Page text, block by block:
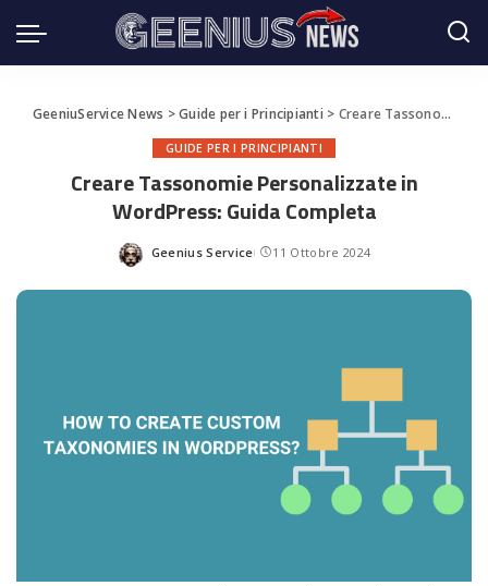
GeeniuService News >Guide per i Principianti > Creare Tassonomie Personalizzate in WordPress: Guida Completa
GUIDE PER I PRINCIPIANTI
Creare Tassonomie Personalizzate in
WordPress: Guida Completa
Posted
Geenius Service 11 Ottobre 2024